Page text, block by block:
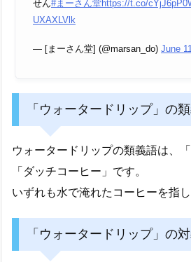
せん#まーさん堂https://t.co/
UXAXLVlk
— [まーさん堂] (@marsan_do) June
「ウォータードリップ」の
ウォータードリップの類義語は、
「ダッチコーヒー」です。
いずれも水で淹れたコーヒーを指し
「ウォータードリップ」の